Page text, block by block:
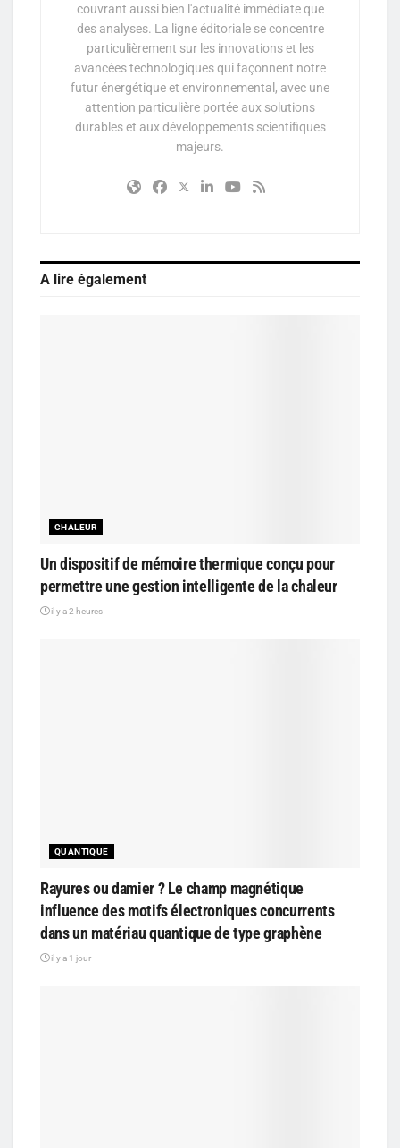
couvrant aussi bien l'actualité immédiate que
des analyses. La ligne éditoriale se concentre
particulièrement sur les innovations et les
avancées technologiques qui façonnent notre
futur énergétique et environnemental, avec une
attention particulière portée aux solutions
durables et aux développements scientifiques
majeurs.
A lire également
CHALEUR
Un dispositif de mémoire thermique conçu pour
permettre une gestion intelligente de la chaleur
il y a 2 heures
QUANTIQUE
Rayures ou damier ? Le champ magnétique
influence des motifs électroniques concurrents
dans un matériau quantique de type graphène
il y a 1 jour